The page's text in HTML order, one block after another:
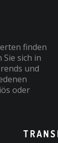
finden
sich in
und
oder